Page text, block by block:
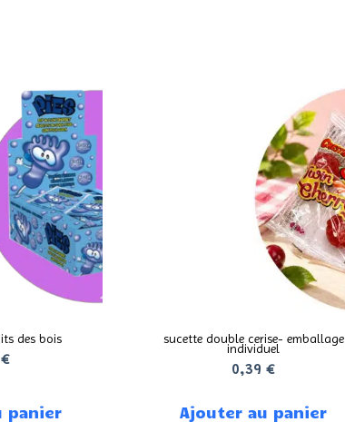
des bois
€
panier
sucette double cerise- emballage
individuel
0,39€
Ajouter au panier